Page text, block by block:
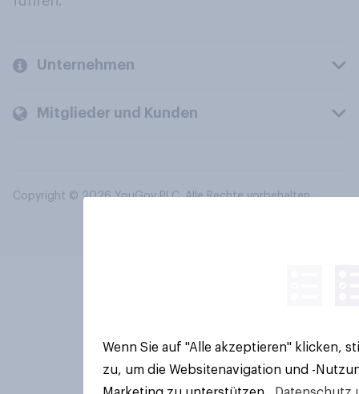
Unternehmen
Mitglieder und Kunden
Copyright © 2026 YouGov PLC. Alle Rechte vorbehalten.
Wenn Sie auf "Alle akzeptieren" klicken,
zu, um die Websitenavigation und -